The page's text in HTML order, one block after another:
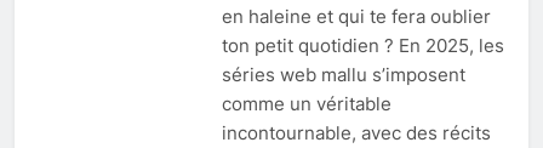
en haleine et qui te fera oublier
ton petit quotidien ? En 2025, les
séries web mallu s’imposent
comme un véritable
incontournable, avec des récits